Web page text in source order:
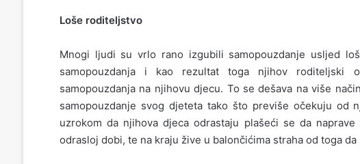
Loše roditeljstvo
Mnogi ljudi su vrlo rano izgubili samopouzdanje usljed
samopouzdanja i kao rezultat toga njihov roditeljski
samopouzdanja na njihovu djecu. To se dešava na više
samopouzdanje svog djeteta tako što previše očekuju od
uzrokom da njihova djeca odrastaju plašeći se da
odrasloj dobi, te na kraju žive u balončićima straha od toga